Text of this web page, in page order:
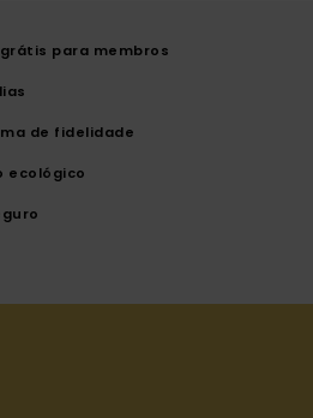
para membros
de fidelidade
ecológico